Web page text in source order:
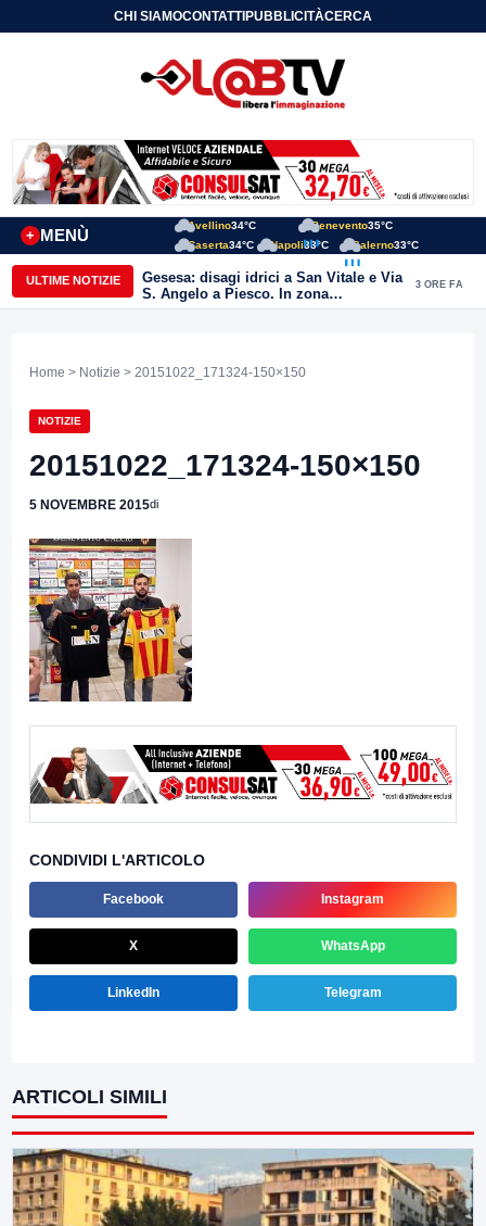
CHI SIAMOCONTATTIPUBBLICITÀCERCA
MENÙ
+
Avellino34°C Benevento35°C
Caserta34°C Napoli33°C Salerno33°C
ULTIME NOTIZIE
Gesesa: disagi idrici a San Vitale e Via
S. Angelo a Piesco. In zona
posizionata l’autobotte
3 ORE FA
Home > Notizie > 20151022_171324-150×150
NOTIZIE
20151022_171324-150×150
5 NOVEMBRE 2015di
CONDIVIDI L'ARTICOLO
Facebook Instagram
X WhatsApp
LinkedIn Telegram
ARTICOLI SIMILI